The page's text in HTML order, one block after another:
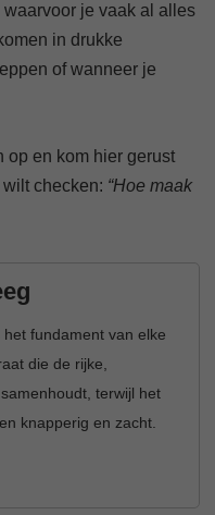
je vaak al alles
in drukke
of wanneer je
op en kom hier gerust
checken: “Hoe maak
fundament van elke
die de rijke,
terwijl het
knapperig en zacht.